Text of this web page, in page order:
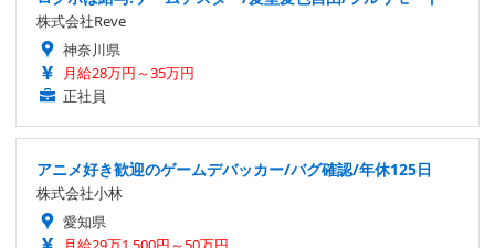
株式会社Reve
神奈川県
月給28万円～35万円
正社員
アニメ好き歓迎のゲームデバッカー/バグ確認/年休125日
株式会社小林
愛知県